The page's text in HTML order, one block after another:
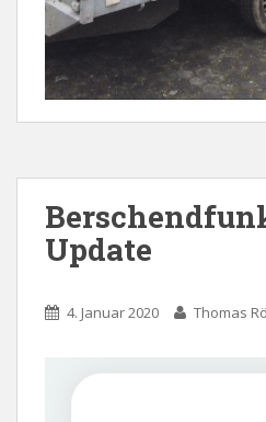
Update
4. Januar 2020 Thomas